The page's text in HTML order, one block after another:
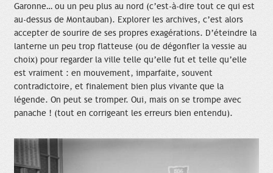
Garonne… ou un peu plus au nord (c’est-à-dire tout ce qui est
au-dessus de Montauban). Explorer les archives, c’est alors
accepter de sourire de ses propres exagérations. D’éteindre la
lanterne un peu trop flatteuse (ou de dégonfler la vessie au
choix) pour regarder la ville telle qu’elle fut et telle qu’elle
est vraiment : en mouvement, imparfaite, souvent
contradictoire, et finalement bien plus vivante que la
légende. On peut se tromper. Oui, mais on se trompe avec
panache ! (tout en corrigeant les erreurs bien entendu).